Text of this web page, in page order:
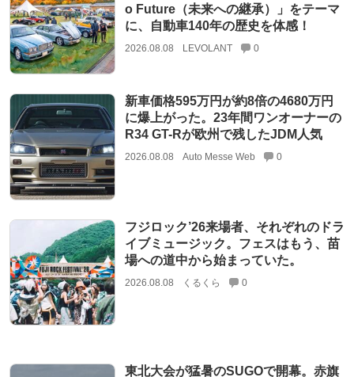
o Future（未来への継承）」をテーマ
に、自動車140年の歴史を体感！
2026.08.08 LEVOLANT 0
新車価格595万円が約8倍の4680万円
に爆上がった。23年間ワンオーナーの
R34 GT-Rが欧州で残したJDM人気
2026.08.08 Auto Messe Web 0
フジロック’26来場者、それぞれのドラ
イブミュージック。フェスはもう、苗
場への道中から始まっていた。
2026.08.08 くるくら 0
東北大会が猛暑のSUGOで開幕。赤旗